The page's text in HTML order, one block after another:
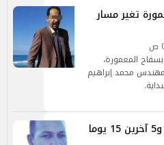
تغير مسار
بسفاح المعمورة،
محمد إبراهيم
تجديد حبس سفاح المعمورة و5 آخرين 15 يوما